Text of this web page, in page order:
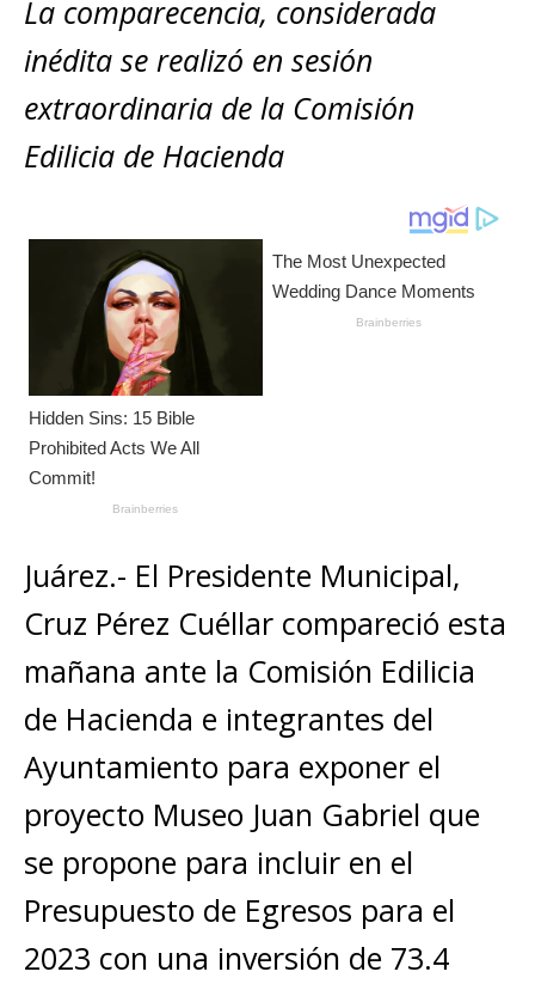
A
p
p
b
o
o
k
n
g
e
r
r Li
n
k
m
p
ar
ti
r
La comparecencia, considerada
inédita se realizó en sesión
extraordinaria de la Comisión
Edilicia de Hacienda
Juárez.- El Presidente Municipal,
Cruz Pérez Cuéllar compareció esta
mañana ante la Comisión Edilicia
de Hacienda e integrantes del
Ayuntamiento para exponer el
proyecto Museo Juan Gabriel que
se propone para incluir en el
Presupuesto de Egresos para el
2023 con una inversión de 73.4